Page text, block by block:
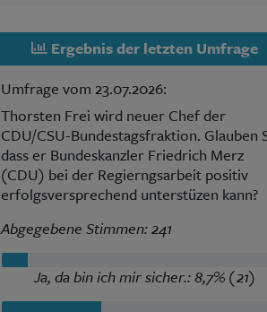
Ergebnis der letzten Umfrage
Umfrage vom 23.07.2026:
Thorsten Frei wird neuer Chef der
CDU/CSU-Bundestagsfraktion. Glauben
dass er Bundeskanzler Friedrich Merz
(CDU) bei der Regierngsarbeit positiv
erfolgsversprechend unterstüzen kann?
Abgegebene Stimmen: 241
Ja, da bin ich mir sicher.: 8,7% (21)